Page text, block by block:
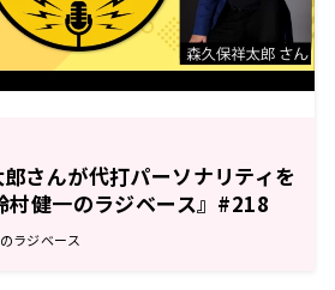
さんが代打パーソナリティを
村健一のラジベース』#218
ラジベース